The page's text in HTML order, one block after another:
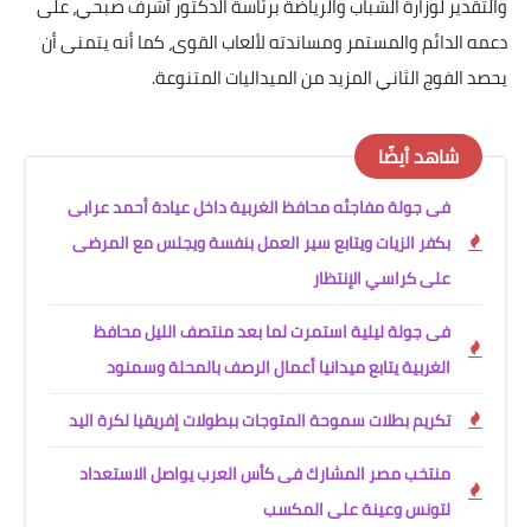
والتقدير لوزارة الشباب والرياضة برئاسة الدكتور أشرف صبحي، على
دعمه الدائم والمستمر ومساندته لألعاب القوى، كما أنه يتمنى أن
يحصد الفوج الثاني المزيد من الميداليات المتنوعة.
شاهد أيضًا
فى جولة مفاجئه محافظ الغربية داخل عيادة أحمد عرابى
بكفر الزيات ويتابع سير العمل بنفسة ويجلس مع المرضى
على كراسي الإنتظار
فى جولة ليلية استمرت لما بعد منتصف الليل محافظ
الغربية يتابع ميدانيا أعمال الرصف بالمحلة وسمنود
تكريم بطلات سموحة المتوجات ببطولات إفريقيا لكرة اليد
منتخب مصر المشارك فى كأس العرب يواصل الاستعداد
لتونس وعينة على المكسب